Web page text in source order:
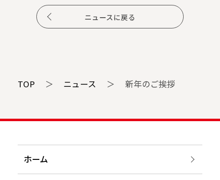
ニュースに戻る
TOP ＞ ニュース ＞ 新年のご挨拶
ホーム